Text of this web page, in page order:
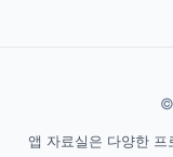
앱 자료실은 다양한